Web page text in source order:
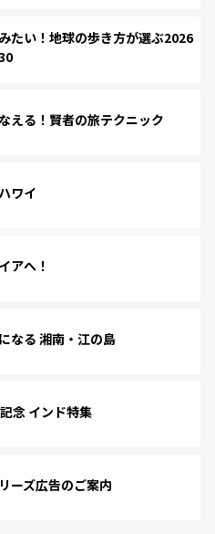
たい！地球の歩き方が選ぶ2026
える！賢者の旅テクニック
ワイ
アへ！
なる 湘南・江の島
念 インド特集
ーズ広告のご案内